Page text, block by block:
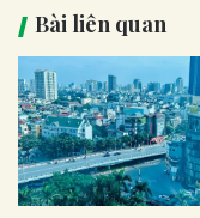
Bài liên quan